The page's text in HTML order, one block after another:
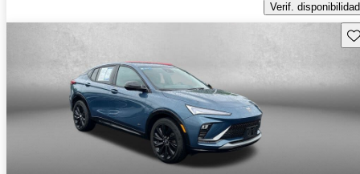
Verif. disponibilidad